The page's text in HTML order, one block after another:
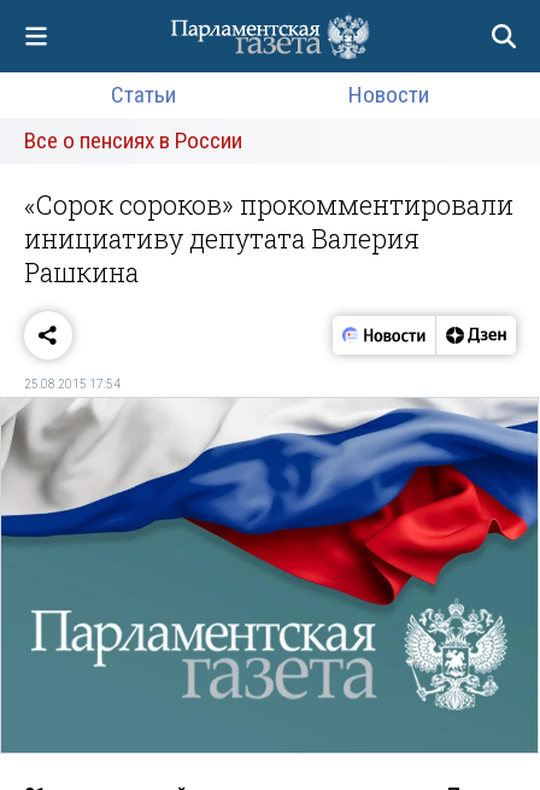
Статьи
Новости
Все о пенсиях в России
«Сорок сороков» прокомментировали
инициативу депутата Валерия
Рашкина
25.08.2015 17:54